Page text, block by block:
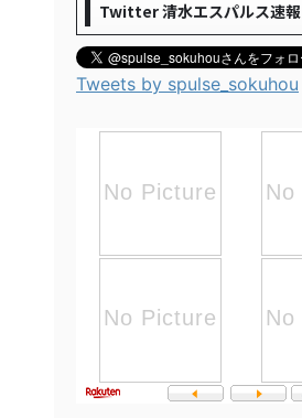
Twitter 清水エスパルス速報
Tweets by spulse_sokuhou